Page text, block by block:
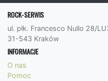
ROCK-SERWIS
ul. płk. Francesco Nullo 28/
31-543 Kraków
INFORMACJE
O nas
Pomoc